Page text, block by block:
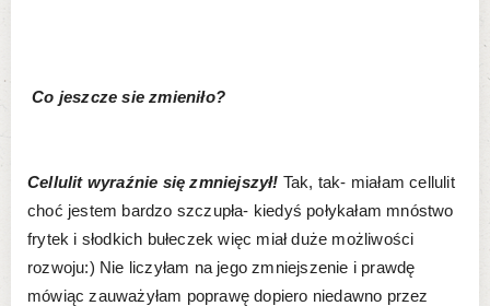
Co jeszcze sie zmieniło?
Cellulit wyraźnie się zmniejszył! Tak, tak- miałam cellulit
choć jestem bardzo szczupła- kiedyś połykałam mnóstwo
frytek i słodkich bułeczek więc miał duże możliwości
rozwoju:) Nie liczyłam na jego zmniejszenie i prawdę
mówiąc zauważyłam poprawę dopiero niedawno przez